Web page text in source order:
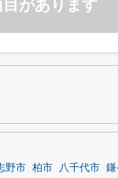
があります
野市 柏市 八千代市